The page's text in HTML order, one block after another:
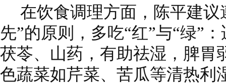
在饮食调理方面，陈平建
先”的原则，多吃“红”与“绿”
茯苓、山药，有助祛湿，脾胃
色蔬菜如芹菜、苦瓜等清热利